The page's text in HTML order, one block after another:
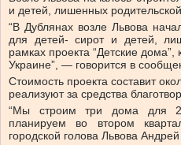
и детей, лишенных
“В Дублянах возле Львова
для детей- сирот и детей,
рамках проекта “Детские
Украине”, — говорится в
Стоимость проекта составит
реализуют за средства
“Мы строим три дома для
планируем во втором
городской голова Львова